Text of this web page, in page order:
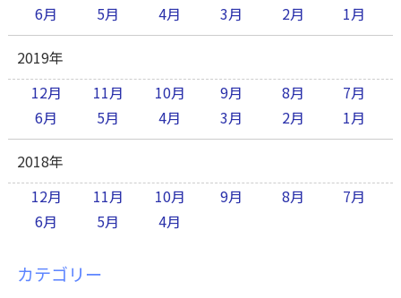
6月
5月 4月 3月 2月 1月
2019年
12月
11月 10月 9月 8月
7月
6月
5月 4月 3月 2月 1月
2018年
12月
11月 10月 9月 8月
7月
6月
5月 4月
カテゴリー